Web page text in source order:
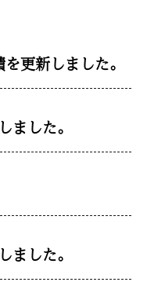
更新しました。
ました。
ました。